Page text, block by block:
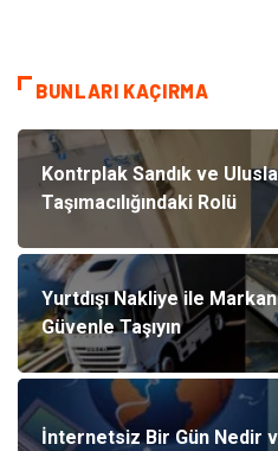
BUNLARI KAÇIRMA
Kontrplak Sandık ve
Taşımacılığındaki Rolü
Yurtdışı Nakliye ile
Güvenle Taşıyın
İnternetsiz Bir Gün Nedir